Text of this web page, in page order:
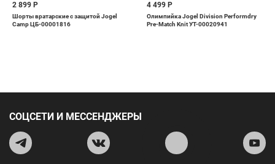
2 899 Р
Шорты вратарские с защитой Jogel
Camp ЦБ-00001816
4 499 Р
Олимпийка Jogel Division Performdry
Pre-Match Knit УТ-00020941
СОЦСЕТИ И МЕССЕНДЖЕРЫ